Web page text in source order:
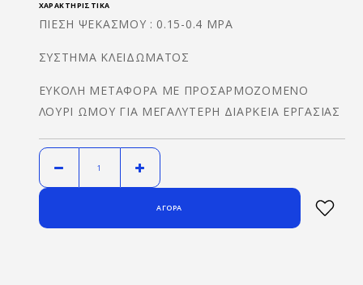
ΧΑΡΑΚΤΗΡΙΣΤΙΚΆ
ΠΙΕΣΗ ΨΕΚΑΣΜΟΥ : 0.15-0.4 MPA
ΣΥΣΤΗΜΑ ΚΛΕΙΔΩΜΑΤΟΣ
ΕΥΚΟΛΗ ΜΕΤΑΦΟΡΑ ΜΕ ΠΡΟΣΑΡΜΟΖΟΜΕΝΟ
ΛΟΥΡΙ ΩΜΟΥ ΓΙΑ ΜΕΓΑΛΥΤΕΡΗ ΔΙΑΡΚΕΙΑ ΕΡΓΑΣΙΑΣ